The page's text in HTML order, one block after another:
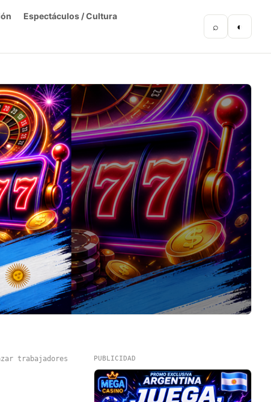
Espectáculos / Cultura
⌕ ◐
trabajadores
PUBLICIDAD